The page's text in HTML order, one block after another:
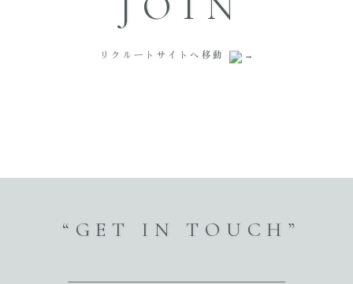
リクルートサイトへ移動
“GET IN TOUCH”